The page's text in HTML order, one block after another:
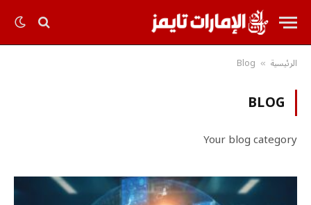
الرئيسية »
Blog
BLOG
Your blog category